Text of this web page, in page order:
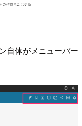
自体がメニューバー